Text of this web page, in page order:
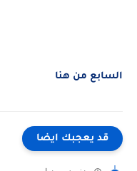
السابع من هنا
قد يعجبك ايضا